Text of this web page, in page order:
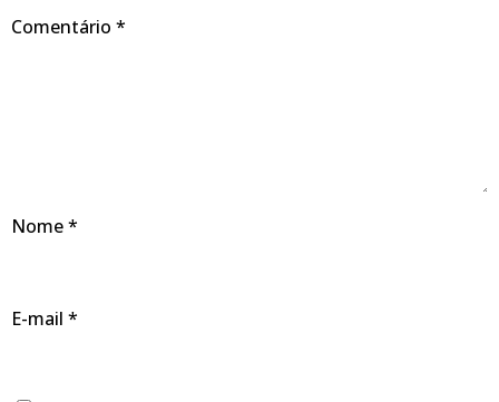
Comentário *
Nome*
E-mail *